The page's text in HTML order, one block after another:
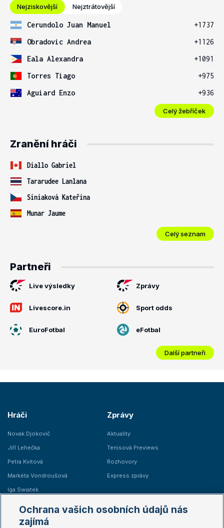
Nejziskovější Nejztrátovější
Cerundolo Juan Manuel
+1737
Obradovic Andrea
+1126
Eala Alexandra
+1091
Torres Tiago
+975
Aguiard Enzo
+936
Celý žebříček
Zranění hráči
Diallo Gabriel
Tararudee Lanlana
Siniaková Kateřina
Munar Jaume
Celý seznam
Partneři
Live výsledky Zprávy
Livescore.in Sport odds
EuroFotbal eFotbal
Další partneři
Hráči
Novak Djokovič
Jiří Lehečka
Petra Kvitová
Markéta Vondroušová
Iga Swiatek
Zprávy
Aktuality
Tenisová Previews
Rozhovory
Express zprávy
Žebříčky
Ochrana vašich osobních údajů nás
zajímá